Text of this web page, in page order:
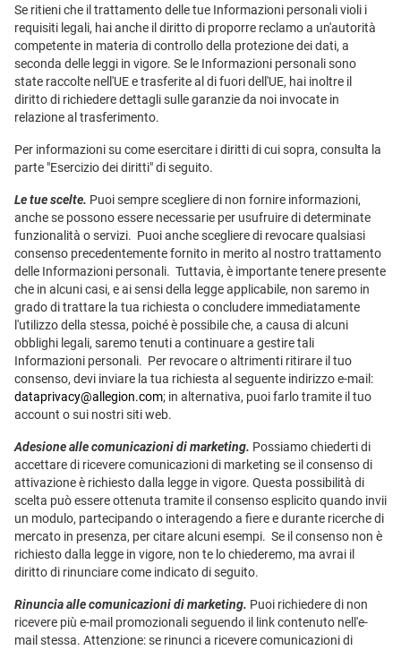
Se ritieni che il trattamento delle tue Informazioni personali violi i
requisiti legali, hai anche il diritto di proporre reclamo a un'autorità
competente in materia di controllo della protezione dei dati, a
seconda delle leggi in vigore. Se le Informazioni personali sono
state raccolte nell'UE e trasferite al di fuori dell'UE, hai inoltre il
diritto di richiedere dettagli sulle garanzie da noi invocate in
relazione al trasferimento.
Per informazioni su come esercitare i diritti di cui sopra, consulta la
parte "Esercizio dei diritti" di seguito.
Le tue scelte. Puoi sempre scegliere di non fornire informazioni,
anche se possono essere necessarie per usufruire di determinate
funzionalità o servizi. Puoi anche scegliere di revocare qualsiasi
consenso precedentemente fornito in merito al nostro trattamento
delle Informazioni personali. Tuttavia, è importante tenere presente
che in alcuni casi, e ai sensi della legge applicabile, non saremo in
grado di trattare la tua richiesta o concludere immediatamente
l'utilizzo della stessa, poiché è possibile che, a causa di alcuni
obblighi legali, saremo tenuti a continuare a gestire tali
Informazioni personali. Per revocare o altrimenti ritirare il tuo
consenso, devi inviare la tua richiesta al seguente indirizzo e-mail:
dataprivacy@allegion.com; in alternativa, puoi farlo tramite il tuo
account o sui nostri siti web.
Adesione alle comunicazioni di marketing. Possiamo chiederti di
accettare di ricevere comunicazioni di marketing se il consenso di
attivazione è richiesto dalla legge in vigore. Questa possibilità di
scelta può essere ottenuta tramite il consenso esplicito quando invii
un modulo, partecipando o interagendo a fiere e durante ricerche di
mercato in presenza, per citare alcuni esempi. Se il consenso non è
richiesto dalla legge in vigore, non te lo chiederemo, ma avrai il
diritto di rinunciare come indicato di seguito.
Rinuncia alle comunicazioni di marketing. Puoi richiedere di non
ricevere più e-mail promozionali seguendo il link contenuto nell'e-
mail stessa. Attenzione: se rinunci a ricevere comunicazioni di